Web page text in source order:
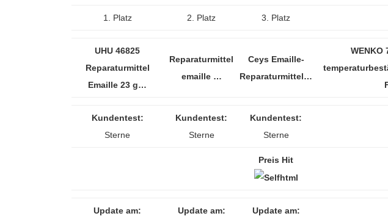
1. Platz 2. Platz 3. Platz
UHU 46825
Reparaturmittel
Emaille 23 g…
Reparaturmittel
emaille …
Ceys Emaille-
Reparaturmittel…
WENKO
Kundentest:
Sterne
Kundentest:
Sterne
Kundentest:
Sterne
Preis Hit
Update am: Update am: Update am: